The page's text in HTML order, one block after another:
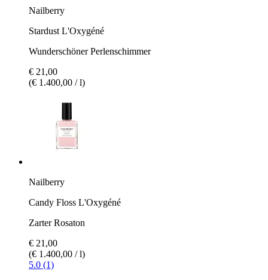
Nailberry
Stardust L'Oxygéné
Wunderschöner Perlenschimmer
€ 21,00
(€ 1.400,00 / l)
Nailberry
Candy Floss L'Oxygéné
Zarter Rosaton
€ 21,00
(€ 1.400,00 / l)
5.0 (1)